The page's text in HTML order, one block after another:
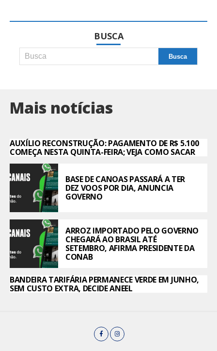
BUSCA
Mais notícias
AUXÍLIO RECONSTRUÇÃO: PAGAMENTO DE R$ 5.100
COMEÇA NESTA QUINTA-FEIRA; VEJA COMO SACAR
BASE DE CANOAS PASSARÁ A TER
DEZ VOOS POR DIA, ANUNCIA
GOVERNO
ARROZ IMPORTADO PELO GOVERNO
CHEGARÁ AO BRASIL ATÉ
SETEMBRO, AFIRMA PRESIDENTE DA
CONAB
BANDEIRA TARIFÁRIA PERMANECE VERDE EM JUNHO,
SEM CUSTO EXTRA, DECIDE ANEEL